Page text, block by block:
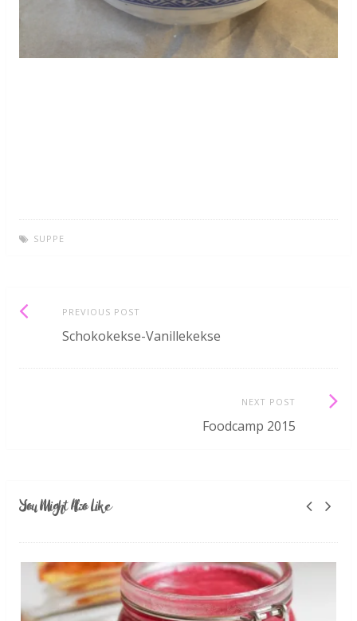
SUPPE
Post
navigation
PREVIOUS POST
post:
Schokokekse-Vanillekekse
NEXT POST
Foodcamp 2015
Next
You Might Also Like